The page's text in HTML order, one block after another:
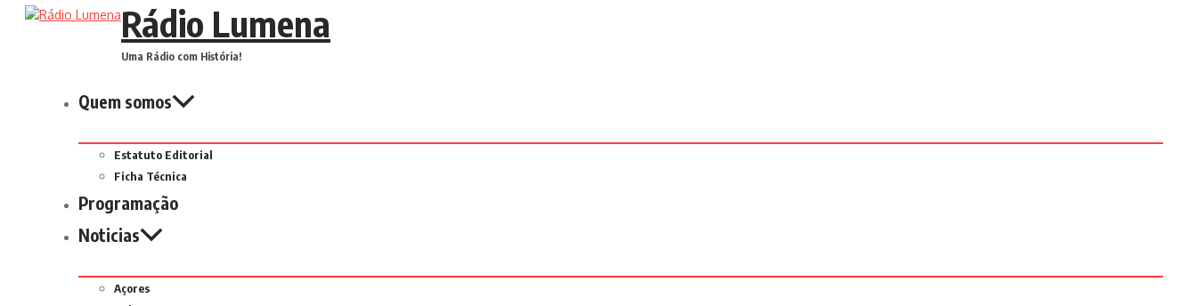
Rádio Lumena
Uma Rádio com História!
Quem somos
Estatuto Editorial
Ficha Técnica
Programação
Noticias
Açores